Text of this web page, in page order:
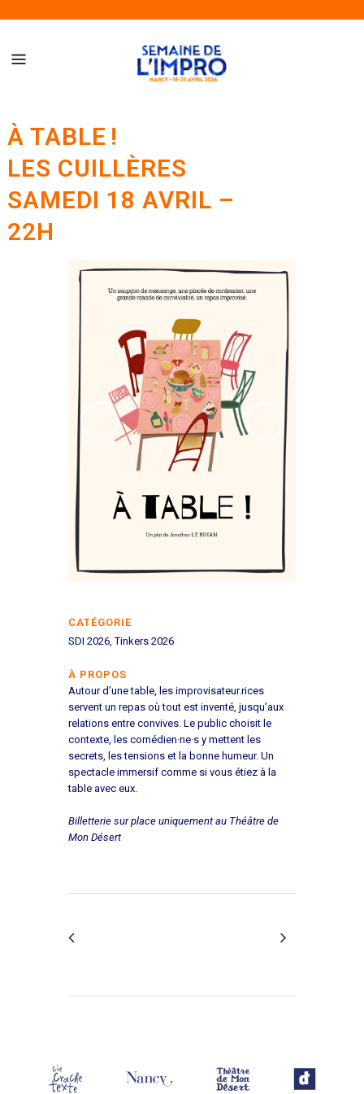
À TABLE !
LES CUILLÈRES
SAMEDI 18 AVRIL –
22H
CATÉGORIE
SDI 2026, Tinkers 2026
À PROPOS
Autour d’une table, les improvisateur.rices
servent un repas où tout est inventé, jusqu’aux
relations entre convives. Le public choisit le
contexte, les comédien·ne·s y mettent les
secrets, les tensions et la bonne humeur. Un
spectacle immersif comme si vous étiez à la
table avec eux.
Billetterie sur place uniquement au Théâtre de
Mon Désert